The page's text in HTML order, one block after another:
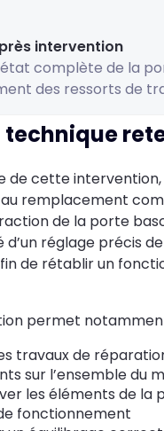
intervention
état complète de la
des ressorts de
fluide et sécurisé
technique
de cette
remplacement
de la porte
réglage précis
de rétablir un
permet
travaux de
sur l’ensemble du
les éléments de la
fonctionnement